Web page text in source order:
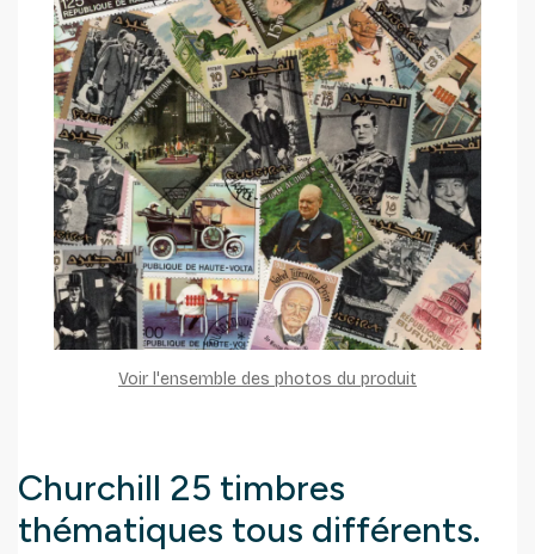
Voir l'ensemble des photos du produit
Churchill 25 timbres
thématiques tous différents.